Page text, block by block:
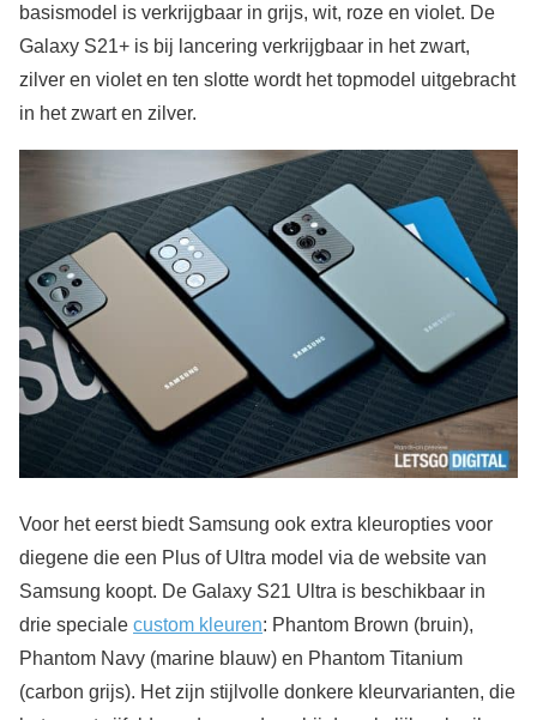
basismodel is verkrijgbaar in grijs, wit, roze en violet. De
Galaxy S21+ is bij lancering verkrijgbaar in het zwart,
zilver en violet en ten slotte wordt het topmodel uitgebracht
in het zwart en zilver.
Voor het eerst biedt Samsung ook extra kleuropties voor
diegene die een Plus of Ultra model via de website van
Samsung koopt. De Galaxy S21 Ultra is beschikbaar in
drie speciale custom kleuren: Phantom Brown (bruin),
Phantom Navy (marine blauw) en Phantom Titanium
(carbon grijs). Het zijn stijlvolle donkere kleurvarianten, die